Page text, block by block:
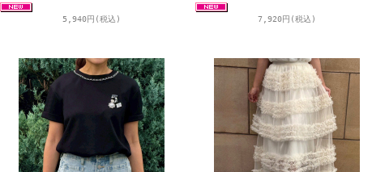
5,940円(税込) 7,920円(税込)